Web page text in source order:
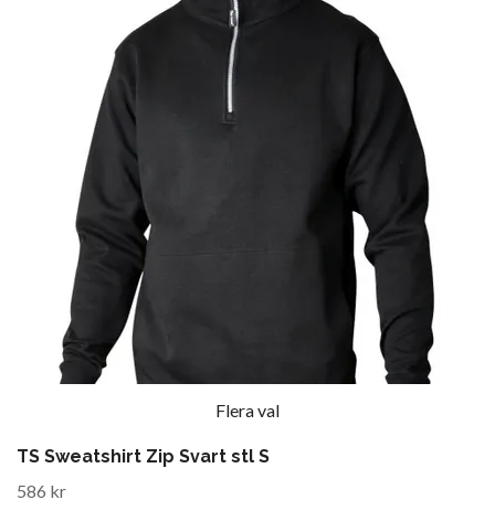
Flera val
TS Sweatshirt Zip Svart stl S
586 kr